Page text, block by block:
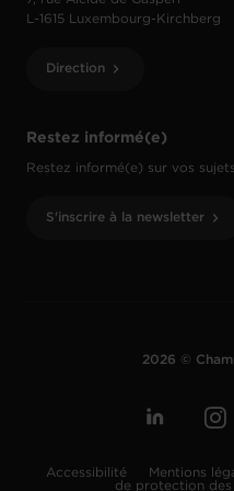
Restez informé(e)
Restez informé(e) sur vos
S'inscrire à la newsletter
L-1615 Luxembourg-Kirchberg
Direction
2026 ©
Accessibilité Mentions
de protection des